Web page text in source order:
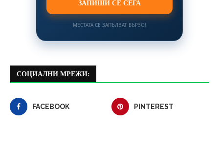
ЗАПИШИ СЕ СЕГА
МЕСТАТА СЕ ЗАПЪЛВАТ БЪРЗО!
СОЦИАЛНИ МРЕЖИ:
FACEBOOK PINTEREST